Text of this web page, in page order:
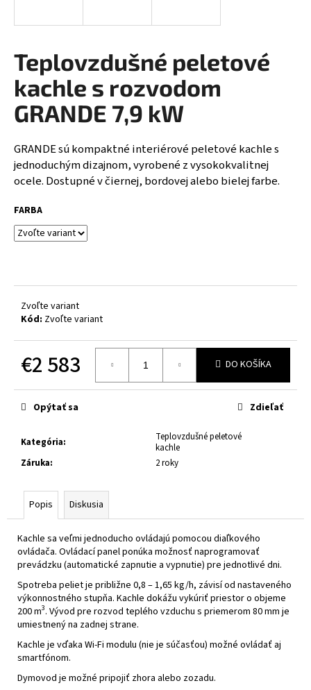
Teplovzdušné peletové
kachle s rozvodom
GRANDE 7,9 kW
GRANDE sú kompaktné interiérové peletové kachle s
jednoduchým dizajnom, vyrobené z vysokokvalitnej
ocele. Dostupné v čiernej, bordovej alebo bielej farbe.
FARBA
Zvoľte variant
Kód: Zvoľte variant
€2 583
cena:
DO KOŠÍKA
Kategória:
Teplovzdušné peletové
kachle
Záruka: 2 roky
Opýtať sa Zdieľať
Popis Diskusia
Kachle sa veľmi jednoducho ovládajú pomocou diaľkového
ovládača. Ovládací panel ponúka možnosť naprogramovať
prevádzku (automatické zapnutie a vypnutie) pre jednotlivé dni.
Spotreba peliet je približne 0,8 – 1,65 kg/h, závisí od nastaveného
výkonnostného stupňa. Kachle dokážu vykúriť priestor o objeme
200 m3. Vývod pre rozvod teplého vzduchu s priemerom 80 mm je
umiestnený na zadnej strane.
Kachle je vďaka Wi-Fi modulu (nie je súčasťou) možné ovládať aj
smartfónom.
Dymovod je možné pripojiť zhora alebo zozadu.
s
ť
?
HĽADAŤ
O
d
r
m